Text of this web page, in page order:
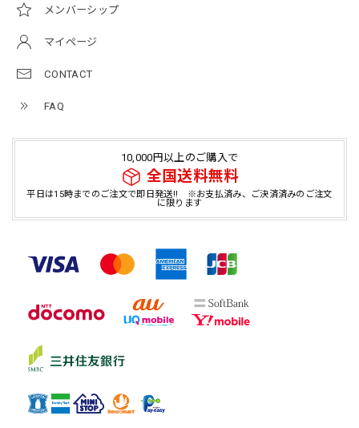
メンバーシップ
マイページ
CONTACT
FAQ
10,000円以上のご購入で
全国送料無料
平日は15時までのご注文で即日発送!! ※お支払済み、ご決済済みのご注文
に限ります